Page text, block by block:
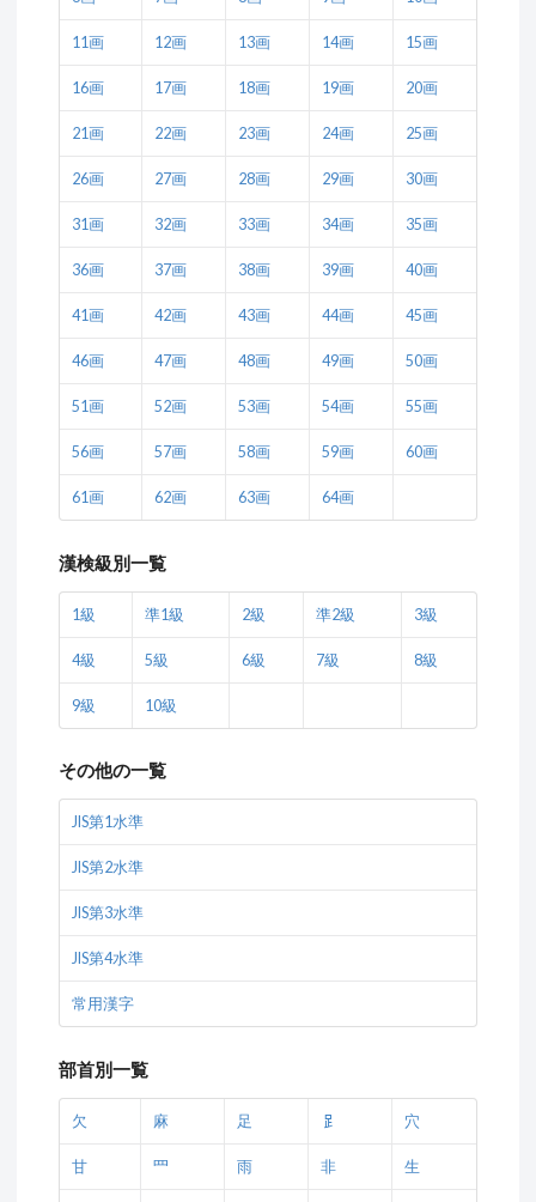
11画 12画 13画 14画 15画
16画 17画 18画 19画 20画
21画 22画 23画 24画 25画
26画 27画 28画 29画 30画
31画 32画 33画 34画 35画
36画 37画 38画 39画 40画
41画 42画 43画 44画 45画
46画 47画 48画 49画 50画
51画 52画 53画 54画 55画
56画 57画 58画 59画 60画
61画 62画 63画 64画
漢検級別一覧
1級 準1級 2級 準2級 3級
4級 5級 6級 7級 8級
9級 10級
その他の一覧
JIS第1水準
JIS第2水準
JIS第3水準
JIS第4水準
常用漢字
部首別一覧
欠 麻 足 𧾷 穴
甘 罒 雨 非 生